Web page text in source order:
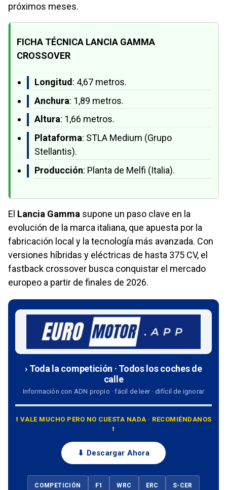
próximos meses.
FICHA TÉCNICA LANCIA GAMMA
CROSSOVER
Longitud: 4,67 metros.
Anchura: 1,89 metros.
Altura: 1,66 metros.
Plataforma: STLA Medium (Grupo
Stellantis).
Producción: Planta de Melfi (Italia).
El Lancia Gamma supone un paso clave en la
evolución de la marca italiana, que apuesta por la
fabricación local y la tecnología más avanzada. Con
versiones híbridas y eléctricas de hasta 375 CV, el
fastback crossover busca conquistar el mercado
europeo a partir de finales de 2026.
› Toda la competición · Todos los coches de
calle
Información con ADN propio · fácil de leer · difícil de ignorar
⭡ VALE MUCHO PERO NO CUESTA NADA · RECOMIÉNDANOS
⭡
⬇ Descargar Ahora
COMPETICIÓN F1 WRC ERC S-CER